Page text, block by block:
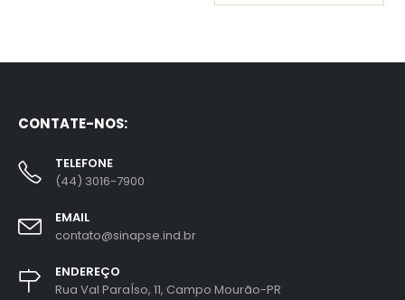
CONTATE-NOS:
TELEFONE
(44) 3016-7900
EMAIL
contato@sinapse.ind.br
ENDEREÇO
Rua Val ParaÍso, 11, Campo Mourão-PR